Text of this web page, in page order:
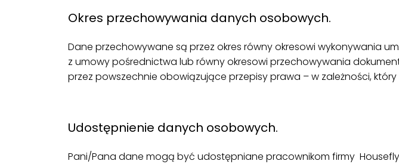
Okres przechowywania danych osobowych.
Dane przechowywane są przez okres równy okresowi wykonywania
z umowy pośrednictwa lub równy okresowi przechowywania
przez powszechnie obowiązujące przepisy prawa – w zależności, który
Udostępnienie danych osobowych.
Pani/Pana dane mogą być udostępniane pracownikom firmy